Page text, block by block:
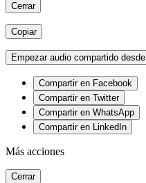
Cerrar
Copiar
Empezar audio compartido desde
Compartir en Facebook
Compartir en Twitter
Compartir en WhatsApp
Compartir en LinkedIn
Más acciones
Cerrar